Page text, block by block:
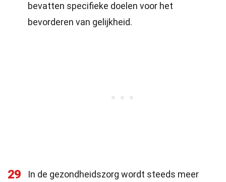
bevatten specifieke doelen voor het
bevorderen van gelijkheid.
29
In de gezondheidszorg wordt steeds meer